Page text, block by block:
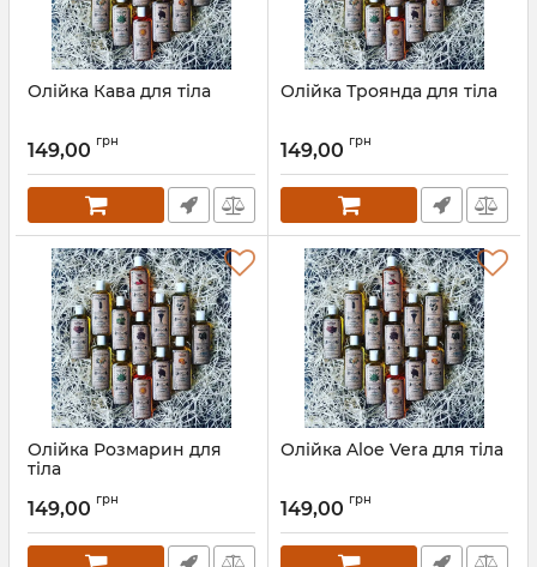
Олійка Кава для тіла
149,00 грн
Олійка Троянда для тіла
149,00 грн
Олійка Розмарин для
тіла
149,00 грн
Олійка Aloe Vera для тіла
149,00 грн